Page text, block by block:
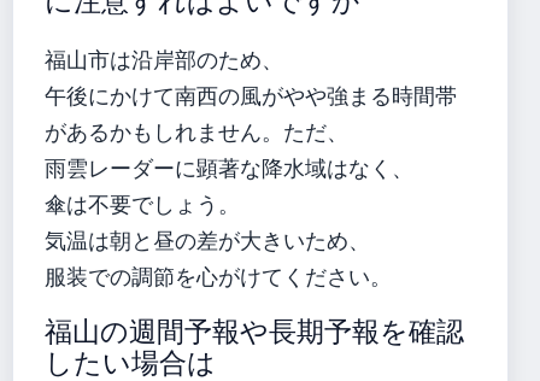
福山市は沿岸部のため、
午後にかけて南西の風がやや強まる時間帯
があるかもしれません。ただ、
雨雲レーダーに顕著な降水域はなく、
傘は不要でしょう。
気温は朝と昼の差が大きいため、
服装での調節を心がけてください。
福山の週間予報や長期予報を確認
したい場合は